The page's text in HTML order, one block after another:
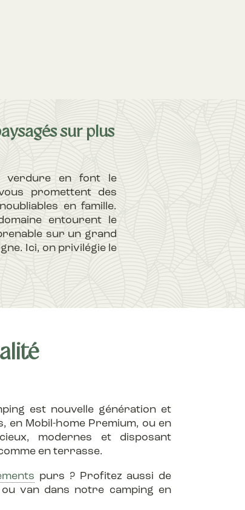
sur plus
verdure en font le
promettent des
en famille.
entourent le
sur un grand
Ici, on privilégie le
est nouvelle génération et
en Mobil-home Premium, ou en
modernes et disposant
en terrasse.
purs ? Profitez aussi de
van dans notre camping en